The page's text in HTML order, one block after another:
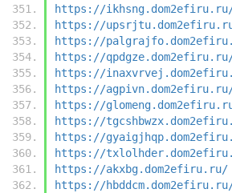
https://
https://
https://
https://
https://
https://
https://
https://
https://
https://
https://akxbg.dom2efiru.ru/
https://